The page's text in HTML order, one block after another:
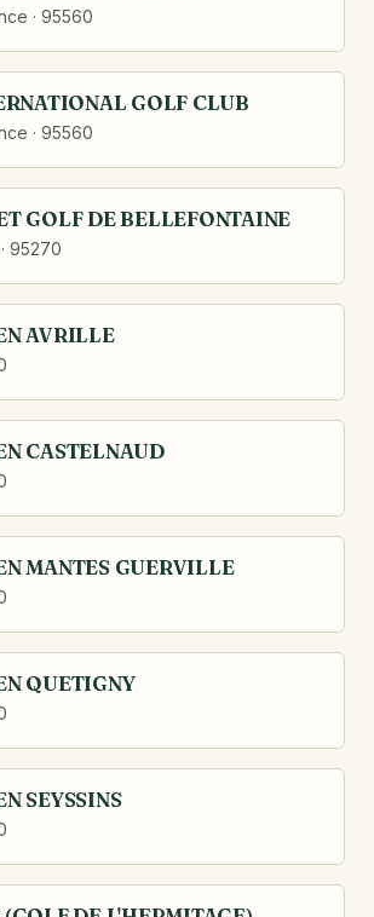
· 95560
GOLF CLUB
· 95560
GOLF DE BELLEFONTAINE
95270
AVRILLE
CASTELNAUD
MANTES GUERVILLE
QUETIGNY
SEYSSINS